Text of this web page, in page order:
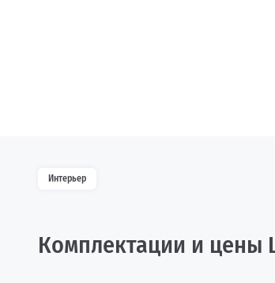
Интерьер
Комплектации и цены